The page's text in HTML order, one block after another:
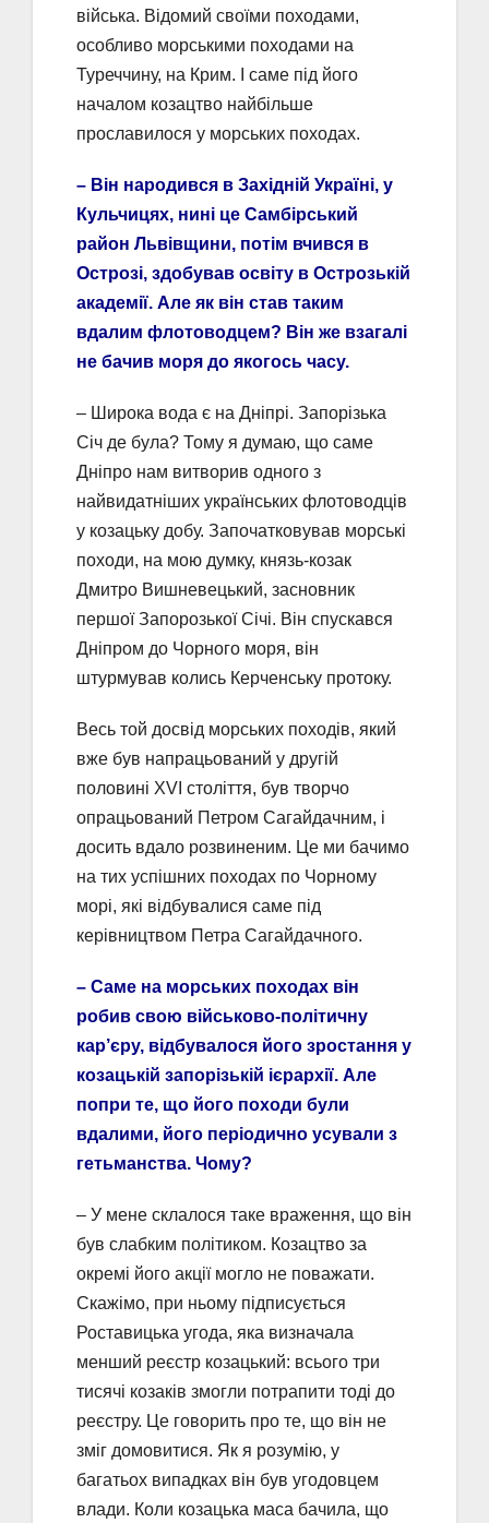
війська. Відомий своїми походами,
особливо морськими походами на
Туреччину, на Крим. І саме під його
началом козацтво найбільше
прославилося у морських походах.
– Він народився в Західній Україні, у
Кульчицях, нині це Самбірський
район Львівщини, потім вчився в
Острозі, здобував освіту в Острозькій
академії. Але як він став таким
вдалим флотоводцем? Він же взагалі
не бачив моря до якогось часу.
– Широка вода є на Дніпрі. Запорізька
Січ де була? Тому я думаю, що саме
Дніпро нам витворив одного з
найвидатніших українських флотоводців
у козацьку добу. Започатковував морські
походи, на мою думку, князь-козак
Дмитро Вишневецький, засновник
першої Запорозької Січі. Він спускався
Дніпром до Чорного моря, він
штурмував колись Керченську протоку.
Весь той досвід морських походів, який
вже був напрацьований у другій
половині XVI століття, був творчо
опрацьований Петром Сагайдачним, і
досить вдало розвиненим. Це ми бачимо
на тих успішних походах по Чорному
морі, які відбувалися саме під
керівництвом Петра Сагайдачного.
​– Саме на морських походах він
робив свою військово-політичну
кар’єру, відбувалося його зростання у
козацькій запорізькій ієрархії. Але
попри те, що його походи були
вдалими, його періодично усували з
гетьманства. Чому?
– У мене склалося таке враження, що він
був слабким політиком. Козацтво за
окремі його акції могло не поважати.
Скажімо, при ньому підписується
Роставицька угода, яка визначала
менший реєстр козацький: всього три
тисячі козаків змогли потрапити тоді до
реєстру. Це говорить про те, що він не
зміг домовитися. Як я розумію, у
багатьох випадках він був угодовцем
влади. Коли козацька маса бачила, що